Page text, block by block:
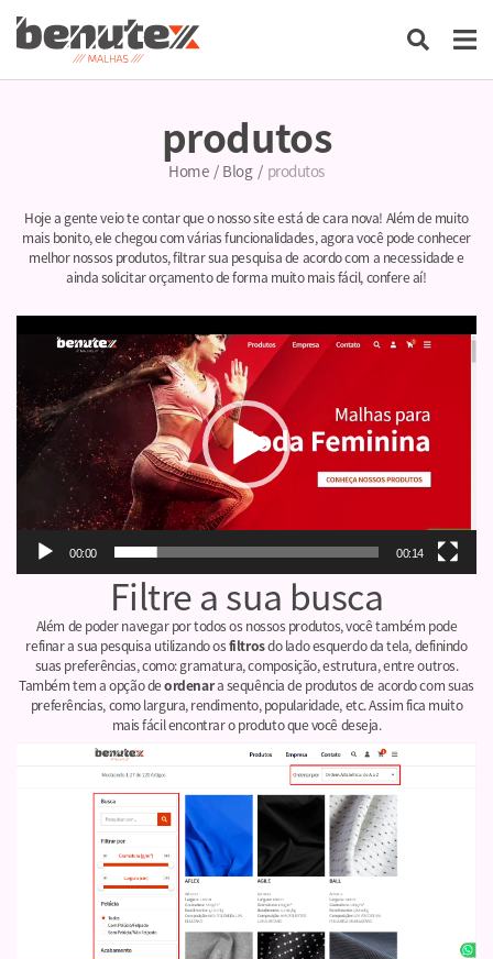
produtos
Home / Blog / produtos
Hoje a gente veio te contar que o nosso site está de cara nova! Além de muito
mais bonito, ele chegou com várias funcionalidades, agora você pode conhecer
melhor nossos produtos, filtrar sua pesquisa de acordo com a necessidade e
ainda solicitar orçamento de forma muito mais fácil, confere aí!
de
vídeo
00:00 00:14
Filtre a sua busca
Além de poder navegar por todos os nossos produtos, você também pode
refinar a sua pesquisa utilizando osfiltrosdo lado esquerdo da tela, definindo
suas preferências, como: gramatura, composição, estrutura, entre outros.
Também tem a opção deordenara sequência de produtos de acordo com suas
preferências, como largura, rendimento, popularidade, etc. Assim fica muito
mais fácil encontrar o produto que você deseja.